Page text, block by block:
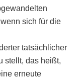
sich für die
tatsächlicher
stellt, das heißt,
erneute